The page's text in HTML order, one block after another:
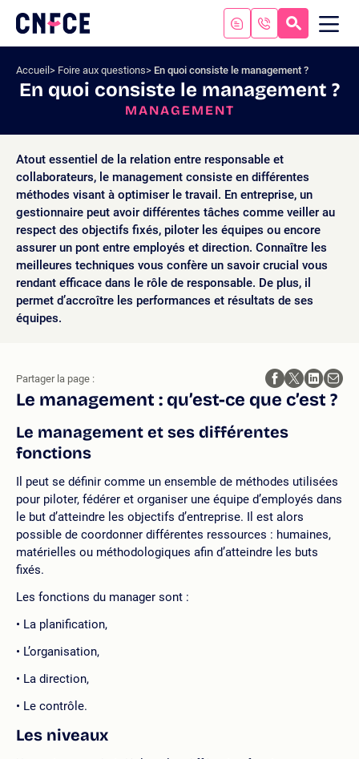
contenu
menu
à
recherche
Logo
site
Accueil Foire aux questions En quoi consiste le management ?
En quoi consiste le management ?
MANAGEMENT
Atout essentiel de la relation entre responsable et
collaborateurs, le management consiste en différentes
méthodes visant à optimiser le travail. En entreprise, un
gestionnaire peut avoir différentes tâches comme veiller au
respect des objectifs fixés, piloter les équipes ou encore
assurer un pont entre employés et direction. Connaître les
meilleures techniques vous confère un savoir crucial vous
rendant efficace dans le rôle de responsable. De plus, il
permet d’accroître les performances et résultats de ses
équipes.
Le management : qu’est-ce que c’est ?
Le management et ses différentes
fonctions
Il peut se définir comme un ensemble de méthodes utilisées
pour piloter, fédérer et organiser une équipe d’employés dans
le but d’atteindre les objectifs d’entreprise. Il est alors
possible de coordonner différentes ressources : humaines,
matérielles ou méthodologiques afin d’atteindre les buts
fixés.
Les fonctions du manager sont :
La planification,
L’organisation,
La direction,
Le contrôle.
Les niveaux
Partager la page :